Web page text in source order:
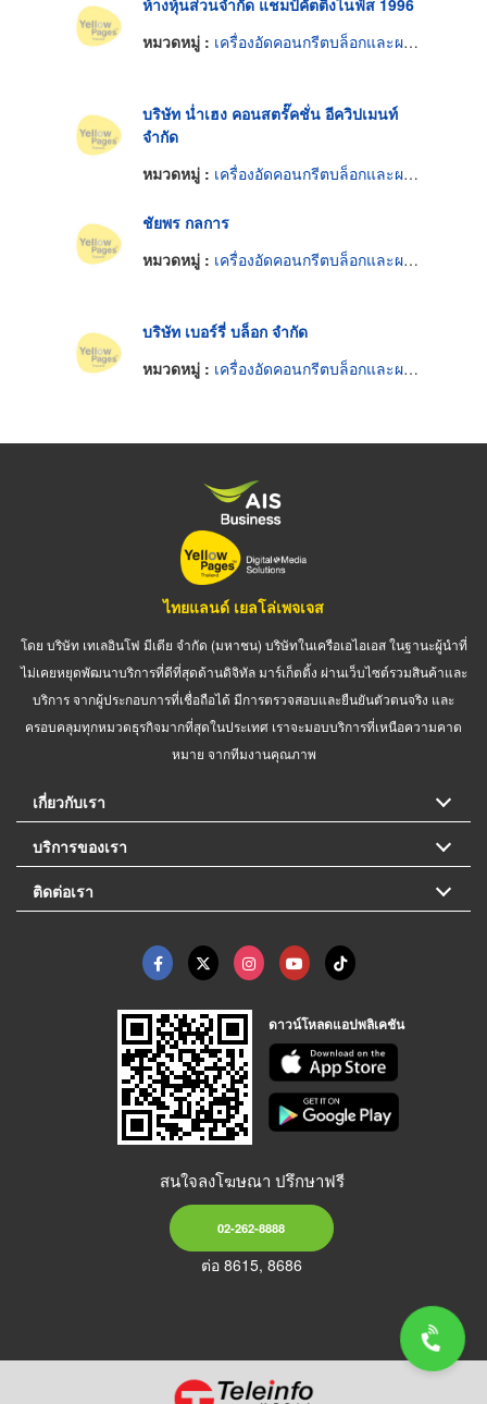
ห้างหุ้นส่วนจำกัด แชมป์คัตติ้งไนฟ์ส 1996
หมวดหมู่ : เครื่องอัดคอนกรีตบล็อกและผลิตภัณฑ์
บริษัท น่ำเฮง คอนสตรั๊คชั่น อีควิปเมนท์
จำกัด
หมวดหมู่ : เครื่องอัดคอนกรีตบล็อกและผลิตภัณฑ์
ชัยพร กลการ
หมวดหมู่ : เครื่องอัดคอนกรีตบล็อกและผลิตภัณฑ์
บริษัท เบอร์รี่ บล็อก จำกัด
หมวดหมู่ : เครื่องอัดคอนกรีตบล็อกและผลิตภัณฑ์
ไทยแลนด์ เยลโล่เพจเจส
โดย บริษัท เทเลอินโฟ มีเดีย จำกัด (มหาชน) บริษัทในเครือเอไอเอส ในฐานะผู้นำที่
ไม่เคยหยุดพัฒนาบริการที่ดีที่สุดด้านดิจิทัล มาร์เก็ตติ้ง ผ่านเว็บไซต์รวมสินค้าและ
บริการ จากผู้ประกอบการที่เชื่อถือได้ มีการตรวจสอบและยืนยันตัวตนจริง และ
ครอบคลุมทุกหมวดธุรกิจมากที่สุดในประเทศ เราจะมอบบริการที่เหนือความคาด
หมาย จากทีมงานคุณภาพ
เกี่ยวกับเรา
บริการของเรา
ติดต่อเรา
ดาวน์โหลดแอปพลิเคชัน
สนใจลงโฆษณา ปรึกษาฟรี
02-262-8888
ต่อ 8615, 8686